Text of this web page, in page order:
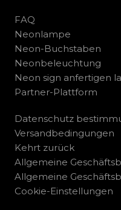
FAQ
Neonlampe
Neon-Buchstaben
Neonbeleuchtung
Neon sign anfertigen
Partner-Plattform
Datenschutz
Versandbedingungen
Kehrt zurück
Allgemeine
Allgemeine
Cookie-Einstellungen